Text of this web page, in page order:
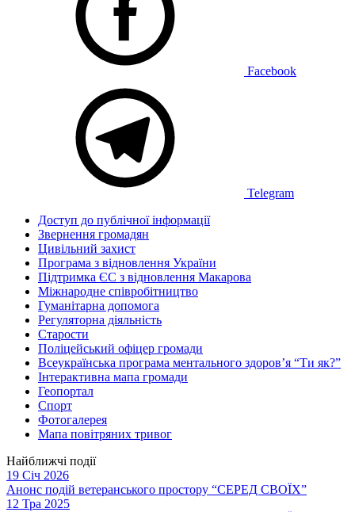
Facebook
Telegram
Доступ до публічної інформації
Звернення громадян
Цивільний захист
Програма з відновлення України
Підтримка ЄС з відновлення Макарова
Міжнародне співробітництво
Гуманітарна допомога
Регуляторна діяльність
Старости
Поліцейський офіцер громади
Всеукраїнська програма ментального здоров’я “Ти як?”
Інтерактивна мапа громади
Геопортал
Спорт
Фотогалерея
Мапа повітряних тривог
Найближчі події
19 Січ 2026
Анонс подій ветеранського простору “СЕРЕД СВОЇХ”
12 Тра 2025